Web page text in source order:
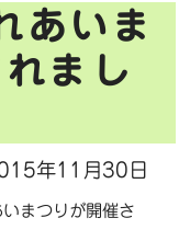
あいま
まし
年11月30日
まつりが開催さ